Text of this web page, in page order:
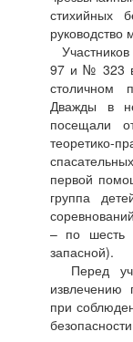
стихийных
руководство
97 и № 323 в
столичном
Дважды в
посещали
теоретико-
первой
группа
– по шесть
запасной).
Перед
извлечению
при